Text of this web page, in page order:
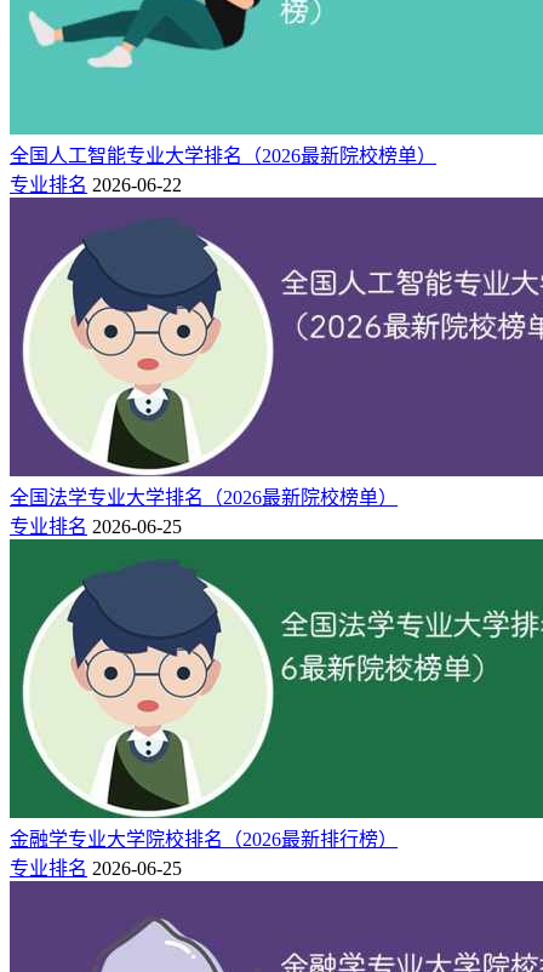
全国人工智能专业大学排名（2026最新院校榜单）
专业排名 2026-06-22
全国法学专业大学排名（2026最新院校榜单）
专业排名 2026-06-25
金融学专业大学院校排名（2026最新排行榜）
专业排名 2026-06-25